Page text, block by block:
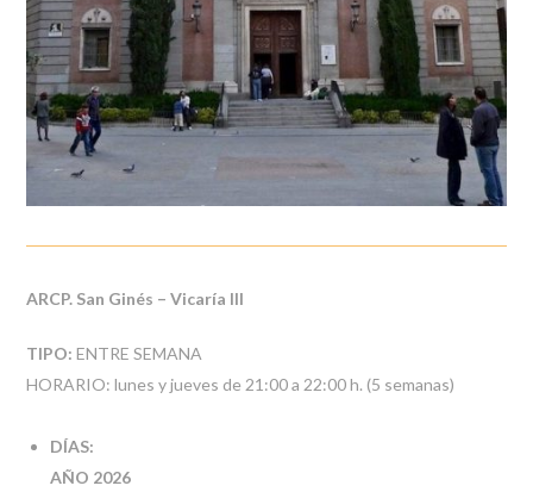
ARCP. San Ginés – Vicaría III
TIPO:ENTRE SEMANA
HORARIO: lunes y jueves de 21:00 a 22:00 h. (5 semanas)
DÍAS:
AÑO 2026